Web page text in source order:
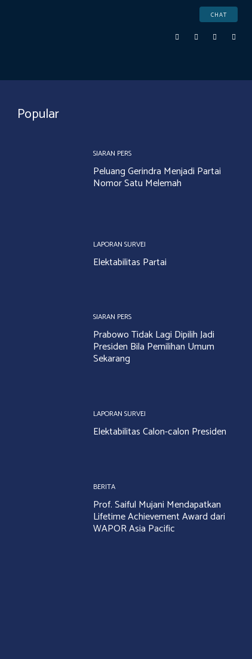
CHAT
Popular
SIARAN PERS
Peluang Gerindra Menjadi Partai
Nomor Satu Melemah
LAPORAN SURVEI
Elektabilitas Partai
SIARAN PERS
Prabowo Tidak Lagi Dipilih Jadi
Presiden Bila Pemilihan Umum
Sekarang
LAPORAN SURVEI
Elektabilitas Calon-calon Presiden
BERITA
Prof. Saiful Mujani Mendapatkan
Lifetime Achievement Award dari
WAPOR Asia Pacific